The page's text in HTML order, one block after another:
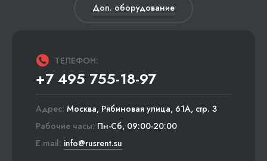
Доп. оборудование
ТЕЛЕФОН:
+7 495 755-18-97
Адрес: Москва, Рябиновая улица, 61А, стр. 3
Рабочие часы: Пн-Сб, 09:00-20:00
E-mail: info@rusrent.su